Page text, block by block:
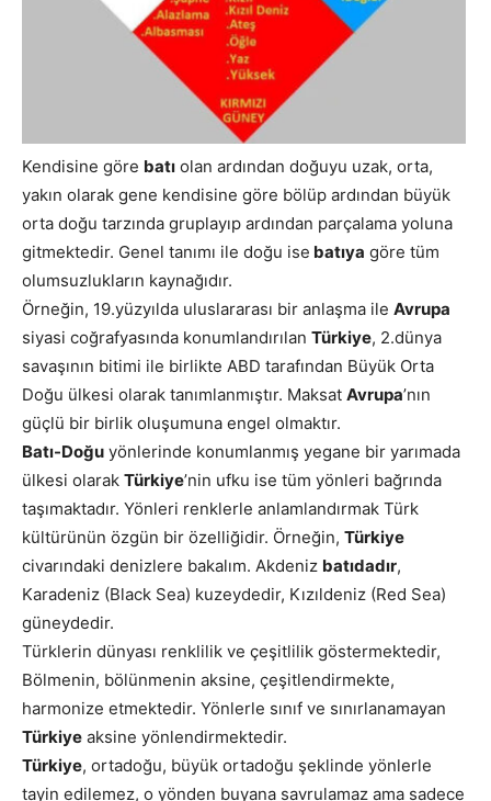
Kendisine göre batı olan ardından doğuyu uzak, orta,
yakın olarak gene kendisine göre bölüp ardından büyük
orta doğu tarzında gruplayıp ardından parçalama yoluna
gitmektedir. Genel tanımı ile doğu ise batıya göre tüm
olumsuzlukların kaynağıdır.
Örneğin, 19.yüzyılda uluslararası bir anlaşma ile Avrupa
siyasi coğrafyasında konumlandırılan Türkiye, 2.dünya
savaşının bitimi ile birlikte ABD tarafından Büyük Orta
Doğu ülkesi olarak tanımlanmıştır. Maksat Avrupa’nın
güçlü bir birlik oluşumuna engel olmaktır.
Batı-Doğu yönlerinde konumlanmış yegane bir yarımada
ülkesi olarak Türkiye’nin ufku ise tüm yönleri bağrında
taşımaktadır. Yönleri renklerle anlamlandırmak Türk
kültürünün özgün bir özelliğidir. Örneğin, Türkiye
civarındaki denizlere bakalım. Akdeniz batıdadır,
Karadeniz (Black Sea) kuzeydedir, Kızıldeniz (Red Sea)
güneydedir.
Türklerin dünyası renklilik ve çeşitlilik göstermektedir,
Bölmenin, bölünmenin aksine, çeşitlendirmekte,
harmonize etmektedir. Yönlerle sınıf ve sınırlanamayan
Türkiye aksine yönlendirmektedir.
Türkiye, ortadoğu, büyük ortadoğu şeklinde yönlerle
tayin edilemez, o yönden buyana savrulamaz ama sadece